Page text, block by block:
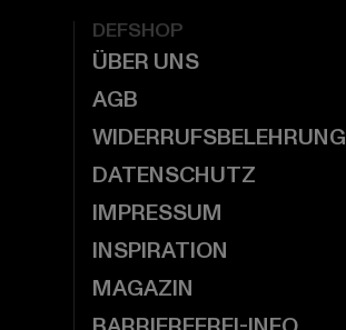
DEFSHOP
ÜBER UNS
AGB
WIDERRUFSBELEHRUNG
DATENSCHUTZ
IMPRESSUM
INSPIRATION
MAGAZIN